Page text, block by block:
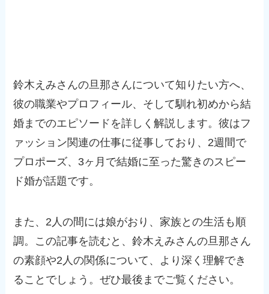
鈴木えみさんの旦那さんについて知りたい方へ、
彼の職業やプロフィール、そして馴れ初めから結
婚までのエピソードを詳しく解説します。彼はフ
ァッション関連の仕事に従事しており、2週間で
プロポーズ、3ヶ月で結婚に至った驚きのスピー
ド婚が話題です。
また、2人の間には娘がおり、家族との生活も順
調。この記事を読むと、鈴木えみさんの旦那さん
の素顔や2人の関係について、より深く理解でき
ることでしょう。ぜひ最後までご覧ください。